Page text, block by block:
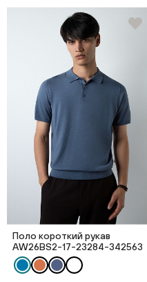
Поло короткий рукав
AW26BS2-17-23284-342563